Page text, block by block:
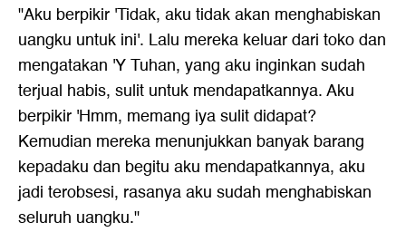
"Aku berpikir 'Tidak, aku tidak akan menghabiskan
uangku untuk ini'. Lalu mereka keluar dari toko dan
mengatakan 'Y Tuhan, yang aku inginkan sudah
terjual habis, sulit untuk mendapatkannya. Aku
berpikir 'Hmm, memang iya sulit didapat?
Kemudian mereka menunjukkan banyak barang
kepadaku dan begitu aku mendapatkannya, aku
jadi terobsesi, rasanya aku sudah menghabiskan
seluruh uangku."